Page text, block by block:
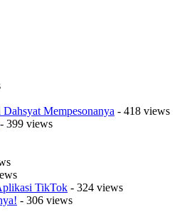
Mempesonanya - 418 views
- 399 views
TikTok - 324 views
- 306 views